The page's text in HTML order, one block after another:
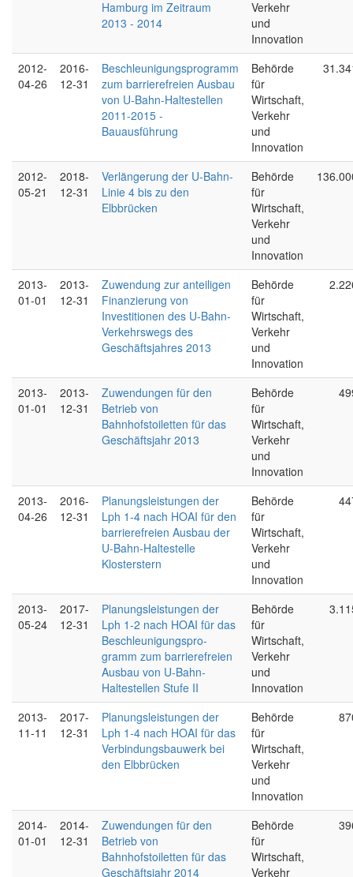
Hamburg im Zeitraum
2013 - 2014
Verkehr
und
Innovation
2012-
04-26
2016-
12-31
Beschleunigungsprogramm
zum barrierefreien Ausbau
von U-Bahn-Haltestellen
2011-2015 -
Bauausführung
Behörde
für
Wirtschaft,
Verkehr
und
Innovation
2012-
05-21
2018-
12-31
Verlängerung der U-Bahn-
Linie 4 bis zu den
Elbbrücken
Behörde
für
Wirtschaft,
Verkehr
und
Innovation
2013-
01-01
2013-
12-31
Zuwendung zur anteiligen
Finanzierung von
Investitionen des U-Bahn-
Verkehrswegs des
Geschäftsjahres 2013
Behörde
für
Wirtschaft,
Verkehr
und
Innovation
2013-
01-01
2013-
12-31
Zuwendungen für den
Betrieb von
Bahnhofstoiletten für das
Geschäftsjahr 2013
Behörde
für
Wirtschaft,
Verkehr
und
Innovation
2013-
04-26
2016-
12-31
Planungsleistungen der
Lph 1-4 nach HOAI für den
barrierefreien Ausbau der
U-Bahn-Haltestelle
Klosterstern
Behörde
für
Wirtschaft,
Verkehr
und
Innovation
2013-
05-24
2017-
12-31
Planungsleistungen der
Lph 1-2 nach HOAI für das
Beschleunigungspro-
gramm zum barrierefreien
Ausbau von U-Bahn-
Haltestellen Stufe II
Behörde
für
Wirtschaft,
Verkehr
und
Innovation
2013-
11-11
2017-
12-31
Planungsleistungen der
Lph 1-4 nach HOAI für das
Verbindungsbauwerk bei
den Elbbrücken
Behörde
für
Wirtschaft,
Verkehr
und
Innovation
2014-
01-01
2014-
12-31
Zuwendungen für den
Betrieb von
Bahnhofstoiletten für das
Geschäftsjahr 2014
Behörde
für
Wirtschaft,
Verkehr